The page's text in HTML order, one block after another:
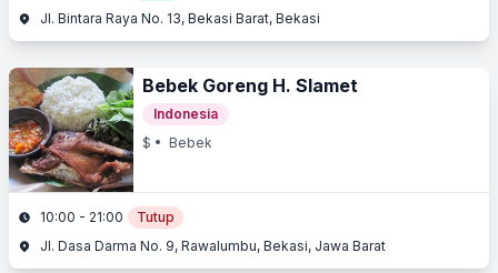
Jl. Bintara Raya No. 13, Bekasi Barat, Bekasi
Bebek Goreng H. Slamet
Indonesia
$ • Bebek
10:00 - 21:00
Tutup
Jl. Dasa Darma No. 9, Rawalumbu, Bekasi, Jawa Barat